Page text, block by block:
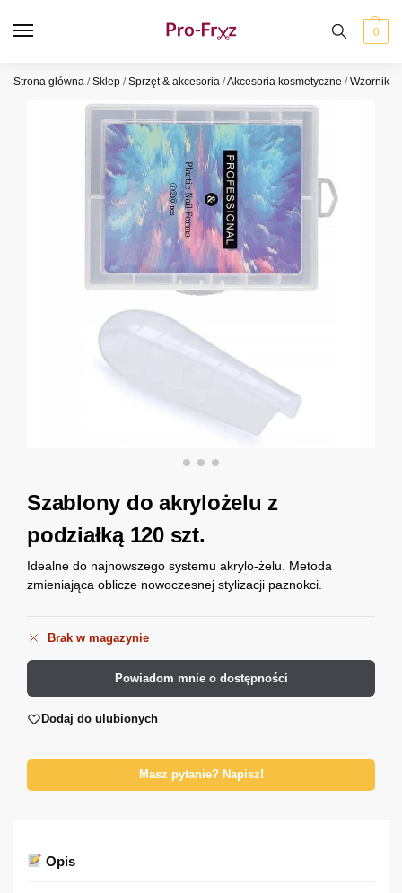
0
Strona główna /Sklep /Sprzęt & akcesoria /Akcesoria kosmetyczne /Wzorniki i
Szablony do akrylożelu z
podziałką 120 szt.
Idealne do najnowszego systemu akrylo-żelu. Metoda
zmieniająca oblicze nowoczesnej stylizacji paznokci.
Brak w magazynie
Powiadom mnie o dostępności
Dodaj do ulubionych
Masz pytanie? Napisz!
Opis